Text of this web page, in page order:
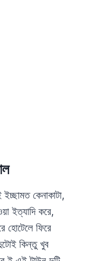
কেনাকাটা,
ইত্যাদি করে,
হোটেলে ফিরে
কিন্তু খুব